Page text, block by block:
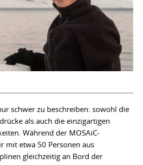
schwer zu beschreiben: sowohl die
als auch die einzigartigen
Während der MOSAiC-
mit etwa 50 Personen aus
gleichzeitig an Bord der